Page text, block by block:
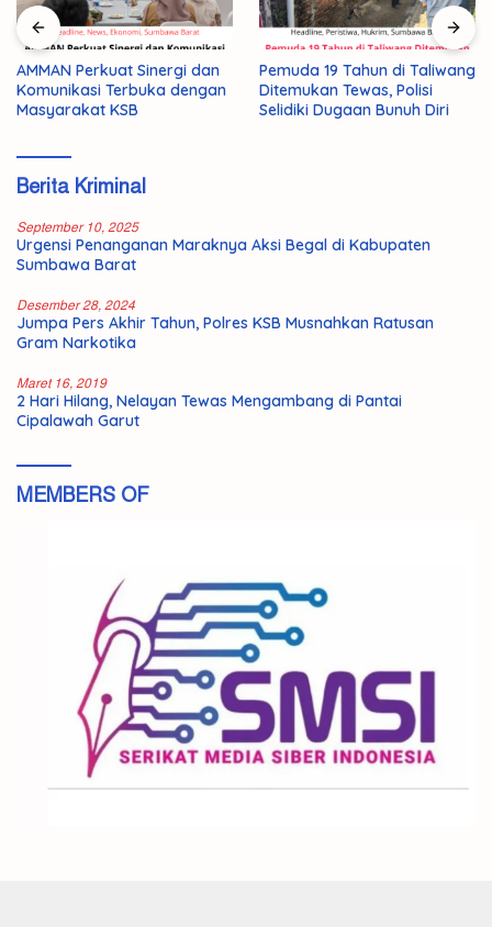
AMMAN Perkuat Sinergi dan
Komunikasi Terbuka dengan
Masyarakat KSB
Pemuda 19 Tahun di Taliwang
Ditemukan Tewas, Polisi
Selidiki Dugaan Bunuh Diri
Berita Kriminal
September 10, 2025
Urgensi Penanganan Maraknya Aksi Begal di Kabupaten
Sumbawa Barat
Desember 28, 2024
Jumpa Pers Akhir Tahun, Polres KSB Musnahkan Ratusan
Gram Narkotika
Maret 16, 2019
2 Hari Hilang, Nelayan Tewas Mengambang di Pantai
Cipalawah Garut
MEMBERS OF